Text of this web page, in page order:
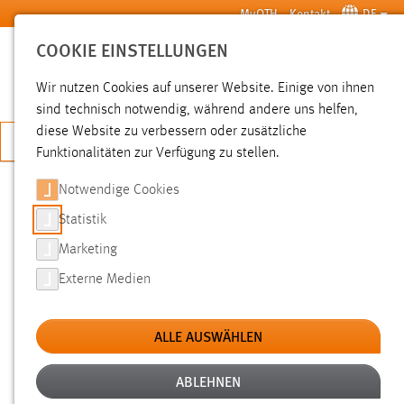
Zum Hauptinhalt springen MyOTH Kontakt DE
SUCHE
JETZT BEWERBEN
SUCHE
FILTER
Typ
Erstellungsdatum
COOKIE EINSTELLUNGEN
Wir nutzen Cookies auf unserer Website. Einige von ihnen
sind technisch notwendig, während andere uns helfen,
diese Website zu verbessern oder zusätzliche
Funktionalitäten zur Verfügung zu stellen.
Notwendige Cookies
Statistik
Marketing
Externe Medien
ALLE AUSWÄHLEN
ABLEHNEN